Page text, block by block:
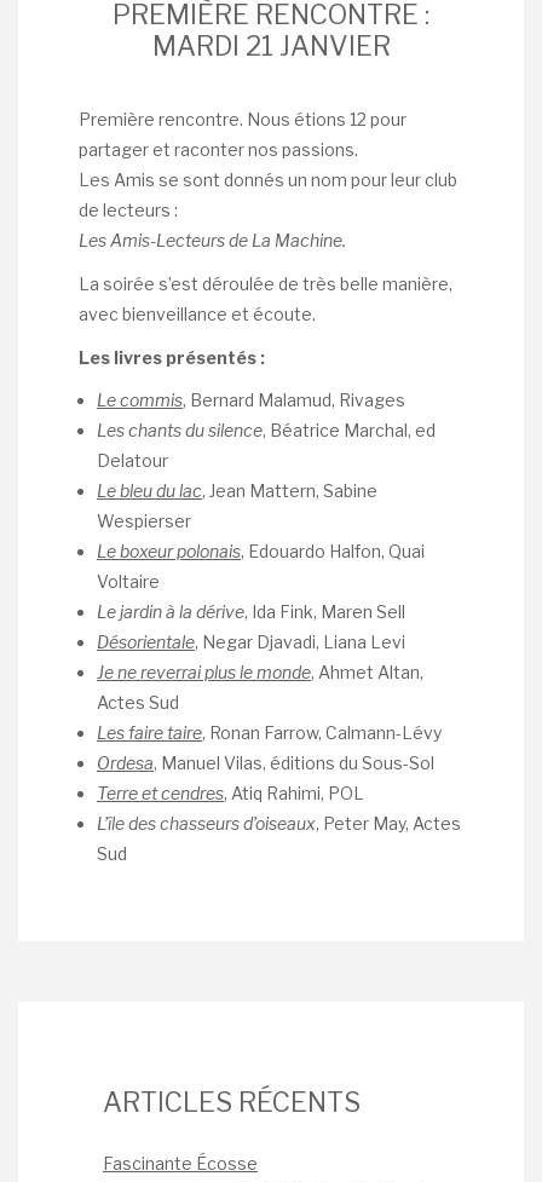
PREMIÈRE RENCONTRE :
MARDI 21 JANVIER
Première rencontre. Nous étions 12 pour
partager et raconter nos passions.
Les Amis se sont donnés un nom pour leur club
de lecteurs :
Les Amis-Lecteurs de La Machine.
La soirée s’est déroulée de très belle manière,
avec bienveillance et écoute.
Les livres présentés :
Le commis, Bernard Malamud, Rivages
Les chants du silence, Béatrice Marchal, ed
Delatour
Le bleu du lac, Jean Mattern, Sabine
Wespierser
Le boxeur polonais, Edouardo Halfon, Quai
Voltaire
Le jardin à la dérive, Ida Fink, Maren Sell
Désorientale, Negar Djavadi, Liana Levi
Je ne reverrai plus le monde, Ahmet Altan,
Actes Sud
Les faire taire, Ronan Farrow, Calmann-Lévy
Ordesa, Manuel Vilas, éditions du Sous-Sol
Terre et cendres, Atiq Rahimi, POL
L’île des chasseurs d’oiseaux, Peter May, Actes
Sud
ARTICLES RÉCENTS
Fascinante Écosse